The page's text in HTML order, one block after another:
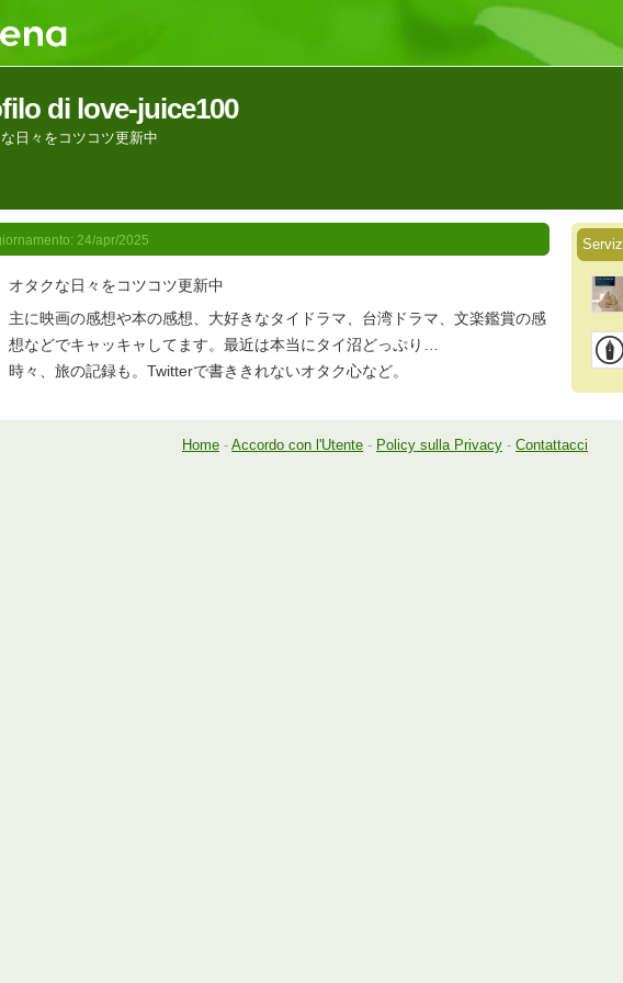
di love-juice100
日々をコツコツ更新中
24/apr/2025
オタクな日々をコツコツ更新中
主に映画の感想や本の感想、大好きなタイドラマ、台湾ドラマ、文楽鑑賞の感
想などでキャッキャしてます。最近は本当にタイ沼どっぷり…
時々、旅の記録も。Twitterで書ききれないオタク心など。
Home - Accordo con l'Utente - Policy sulla Privacy - Contattacci